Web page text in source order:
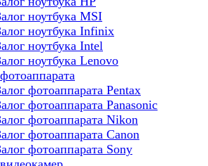
ноутбука MSI
ноутбука Infinix
ноутбука Intel
ноутбука Lenovo
фотоаппарата Pentax
фотоаппарата Panasonic
фотоаппарата Nikon
фотоаппарата Canon
фотоаппарата Sony